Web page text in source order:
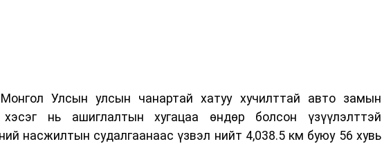
Улсын улсын чанартай хатуу хучилттай авто замын
нь ашиглалтын хугацаа өндөр болсон үзүүлэлттэй
насжилтын судалгаанаас үзвэл нийт 4,038.5 км буюу 56 хувь